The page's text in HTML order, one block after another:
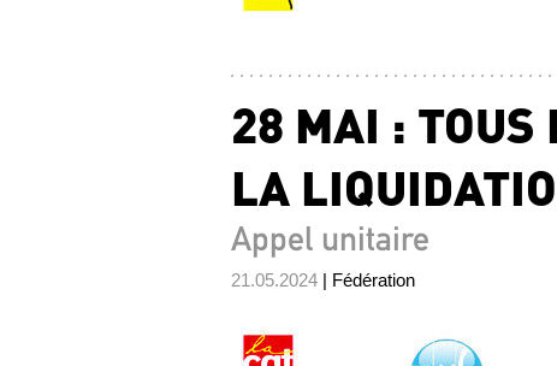
28 MAI : TOUS
LA
Appel unitaire
21.05.2024 | Fédération